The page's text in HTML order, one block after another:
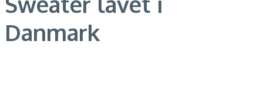
Danmark